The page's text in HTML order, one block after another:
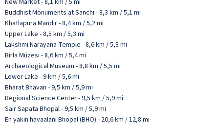
Buddhist Monuments at Sanchi - 8,3 km / 5,1 mi
Khatlapura Mandir - 8,4 km / 5,2 mi
Upper Lake - 8,5 km / 5,3 mi
Lakshmi Narayana Temple - 8,6 km / 5,3 mi
Birla Müzesi - 8,6 km / 5,4 mi
Archaeological Museum - 8,8 km / 5,5 mi
Lower Lake - 9 km / 5,6 mi
Bharat Bhavan - 9,5 km / 5,9 mi
Regional Science Center - 9,5 km / 5,9 mi
Sair Sapata Bhopal - 9,5 km / 5,9 mi
En yakın havaalanı Bhopal (BHO) - 20,6 km / 12,8 mi